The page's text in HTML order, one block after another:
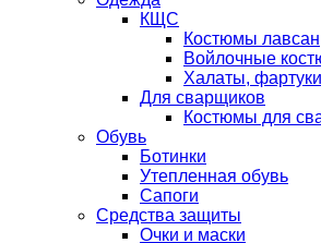
КЩС
Костюмы лавсан
Войлочные
Халаты,
Для сварщиков
Костюмы для
Обувь
Ботинки
Утепленная обувь
Сапоги
Средства защиты
Очки и маски